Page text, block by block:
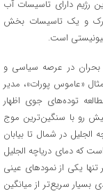
حال حاضر این رژیم دارای تاسیسات آب
و یک تاسیسات بخش
است.
بحران در عرصه سیاسی و
«عاموس پورات»، مدیر
توده‌های جوی اظهار
رو با سنگین‌ترین موج
در شمال تا بیابان
که دمای دریاچه الجلیل
امر تنها یکی از نمودهای عینی
سریع‌تر از میانگین